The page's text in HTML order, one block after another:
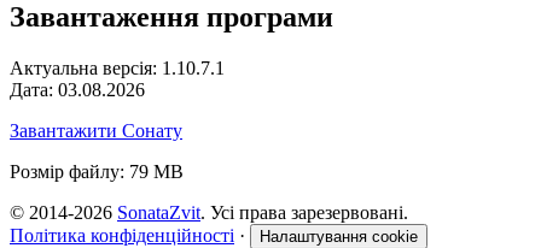
Завантаження програми
Актуальна версія: 1.10.7.1
Дата: 03.08.2026
Завантажити Сонату
Розмір файлу: 79 MB
© 2014-2026 SonataZvit. Усі права зарезервовані.
Політика конфіденційності · Налаштування cookie